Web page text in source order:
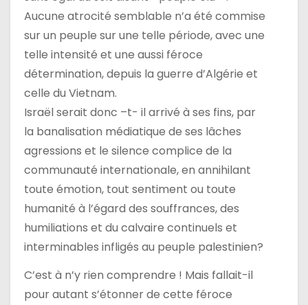
Aucune atrocité semblable n’a été commise
sur un peuple sur une telle période, avec une
telle intensité et une aussi féroce
détermination, depuis la guerre d’Algérie et
celle du Vietnam.
Israël serait donc –t- il arrivé à ses fins, par
la banalisation médiatique de ses lâches
agressions et le silence complice de la
communauté internationale, en annihilant
toute émotion, tout sentiment ou toute
humanité à l’égard des souffrances, des
humiliations et du calvaire continuels et
interminables infligés au peuple palestinien?
C’est à n’y rien comprendre ! Mais fallait-il
pour autant s’étonner de cette féroce